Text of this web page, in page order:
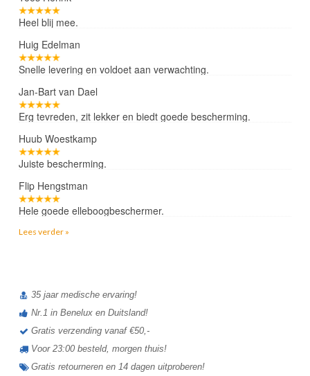
Heel blij mee.
Huig Edelman
Snelle levering en voldoet aan verwachting.
Jan-Bart van Dael
Erg tevreden, zit lekker en biedt goede bescherming.
Huub Woestkamp
Juiste bescherming.
Flip Hengstman
Hele goede elleboogbeschermer.
Lees verder »
35 jaar medische ervaring!
Nr.1 in Benelux en Duitsland!
Gratis verzending vanaf €50,-
Voor 23:00 besteld, morgen thuis!
Gratis retourneren en 14 dagen uitproberen!